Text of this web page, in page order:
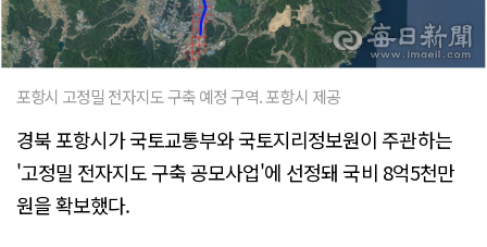
포항시 고정밀 전자지도 구축 예정 구역. 포항시 제공
경북 포항시가 국토교통부와 국토지리정보원이 주관하는
'고정밀 전자지도 구축 공모사업'에 선정돼 국비 8억5천만
원을 확보했다.